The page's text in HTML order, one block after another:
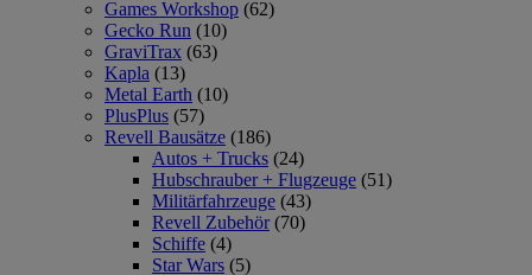
Games Workshop (62)
Gecko Run (10)
GraviTrax (63)
Kapla (13)
Metal Earth (10)
PlusPlus (57)
Revell Bausätze (186)
Autos + Trucks (24)
Hubschrauber + Flugzeuge (51)
Militärfahrzeuge (43)
Revell Zubehör (70)
Schiffe (4)
Star Wars (5)